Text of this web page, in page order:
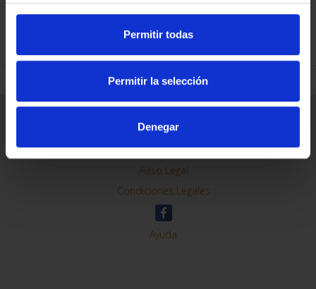
Permitir todas
Permitir la selección
Denegar
REFINAR
Contacto
Preguntas Frequentes (FAQs)
Aviso Legal
Condiciones Legales
Ayuda